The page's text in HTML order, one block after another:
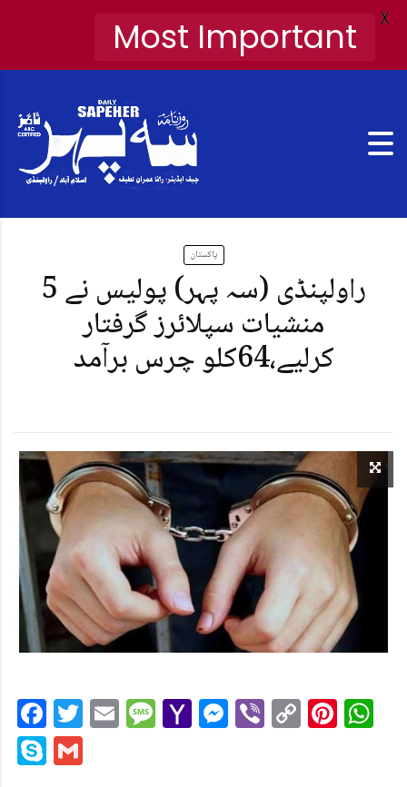
پاکستان
راولپنڈی (سہ پہر) پولیس نے 5
منشیات سپلائرز گرفتار
کرلیے،64کلو چرس برآمد
Facebook
Twitter
EmailMessage
Yahoo
Mail
Messenger
ViberCopy
Link
Skype
Most Important X